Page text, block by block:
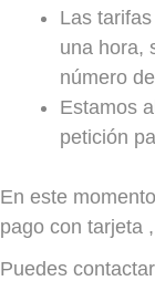
Las
una hora,
número
Estamos
petición
En este
pago con tarjeta
Puedes